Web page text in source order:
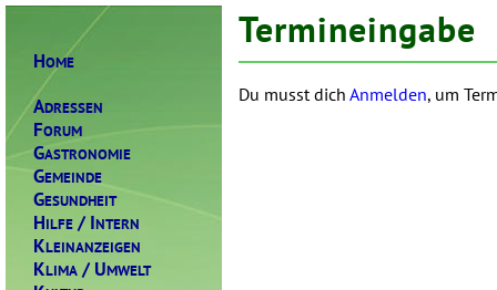
HOME
ADRESSEN
FORUM
GASTRONOMIE
GEMEINDE
GESUNDHEIT
HILFE / INTERN
KLEINANZEIGEN
KLIMA / UMWELT
Termineingabe
Du musst dich Anmelden, um